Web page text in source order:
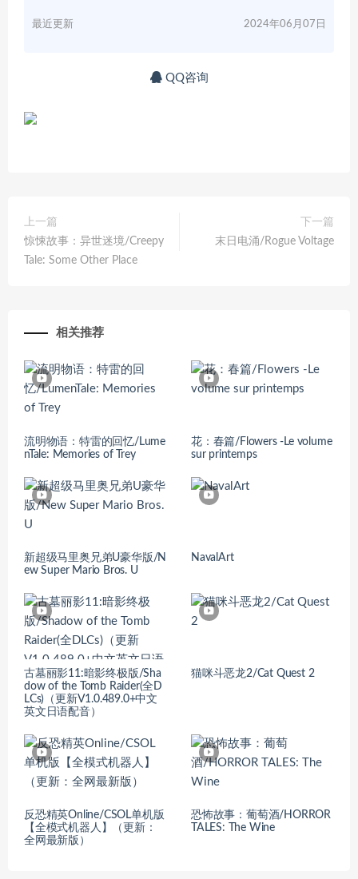
最近更新 2024年06月07日
QQ咨询
上一篇
惊悚故事：异世迷境/Creepy
Tale: Some Other Place
下一篇
末日电涌/Rogue Voltage
相关推荐
流明物语：特雷的回忆/Lume
nTale: Memories of Trey
花：春篇/Flowers -Le volume
sur printemps
新超级马里奥兄弟U豪华版/N
ew Super Mario Bros. U
NavalArt
古墓丽影11:暗影终极版/Sha
dow of the Tomb Raider(全D
LCs)（更新V1.0.489.0+中文
英文日语配音）
猫咪斗恶龙2/Cat Quest 2
反恐精英Online/CSOL单机版
【全模式机器人】（更新：
全网最新版）
恐怖故事：葡萄酒/HORROR
TALES: The Wine